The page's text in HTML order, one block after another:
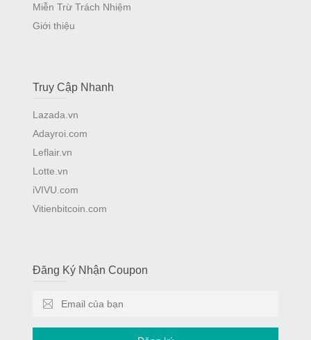
Miễn Trừ Trách Nhiệm
Giới thiệu
Truy Cập Nhanh
Lazada.vn
Adayroi.com
Leflair.vn
Lotte.vn
iVIVU.com
Vitienbitcoin.com
Đăng Ký Nhận Coupon